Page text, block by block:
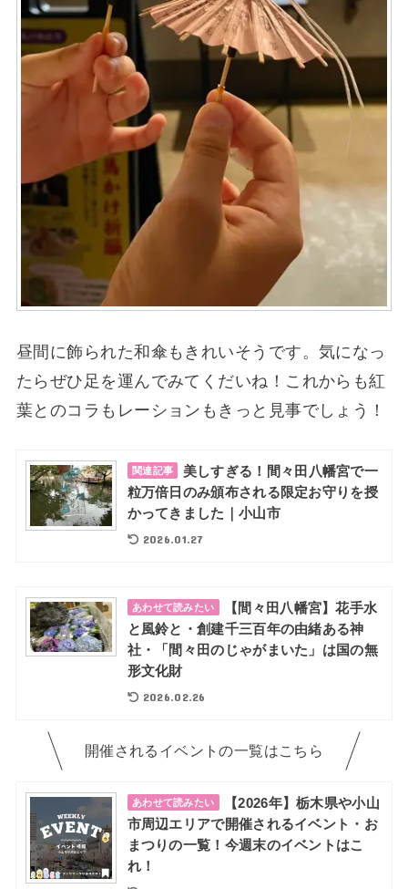
昼間に飾られた和傘もきれいそうです。気になっ
たらぜひ足を運んでみてくだいね！これからも紅
葉とのコラもレーションもきっと見事でしょう！
関連記事
美しすぎる！間々田八幡宮で一
粒万倍日のみ頒布される限定お守りを授
かってきました｜小山市
2026.01.27
あわせて読みたい
【間々田八幡宮】花手水
と風鈴と・創建千三百年の由緒ある神
社・「間々田のじゃがまいた」は国の無
形文化財
2026.02.26
開催されるイベントの一覧はこちら
あわせて読みたい
【2026年】栃木県や小山
市周辺エリアで開催されるイベント・お
まつりの一覧！今週末のイベントはこ
れ！